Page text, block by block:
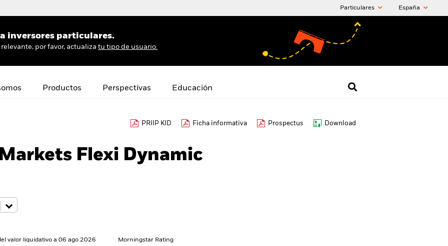
Particulares España
inversores particulares.
por favor, actualiza tu tipo de usuario.
Productos Perspectivas Educación
PRIIP KID Ficha informativa Prospectus Download
Flexi Dynamic
valor liquidativo a 06 ago 2026 Morningstar Rating